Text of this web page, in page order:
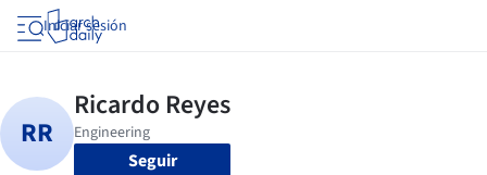
Iniciar sesión
Seguir